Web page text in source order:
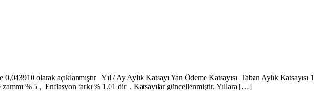
olarak açıklanmıştır Yıl / Ay Aylık Katsayı Yan Ödeme Katsayısı Taban Aylık Katsayısı 1
% 5 , Enflasyon farkı % 1.01 dir . Katsayılar güncellenmiştir. Yıllara […]